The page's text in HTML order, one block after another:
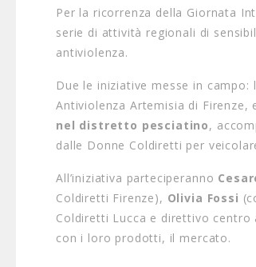
Per la ricorrenza della Giornata
serie di attività regionali di
antiviolenza.
Due le iniziative messe in campo:
Antiviolenza Artemisia di Firenze,
nel distretto pesciatino,
dalle Donne Coldiretti per
All’iniziativa parteciperanno
Coldiretti Firenze), Olivia Fossi
Coldiretti Lucca e direttivo
con i loro prodotti, il mercato.